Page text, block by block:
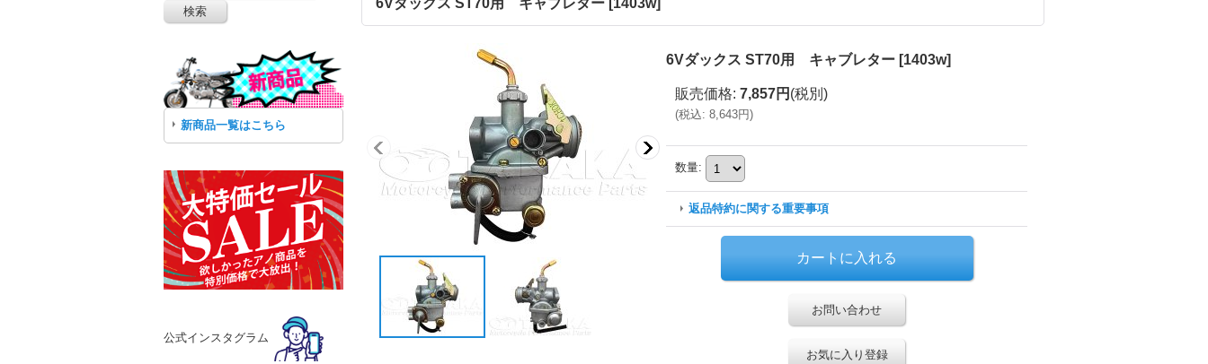
新商品一覧はこちら
公式インスタグラム
6Vダックス ST70用 キャブレター [1403w]
6Vダックス ST70用 キャブレター [1403w]
販売価格: 7,857円 (税別)
(税込: 8,643円)
数量:
返品特約に関する重要事項
お問い合わせ
お気に入り登録